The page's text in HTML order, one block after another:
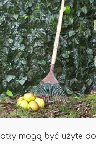
mogą być użyte do